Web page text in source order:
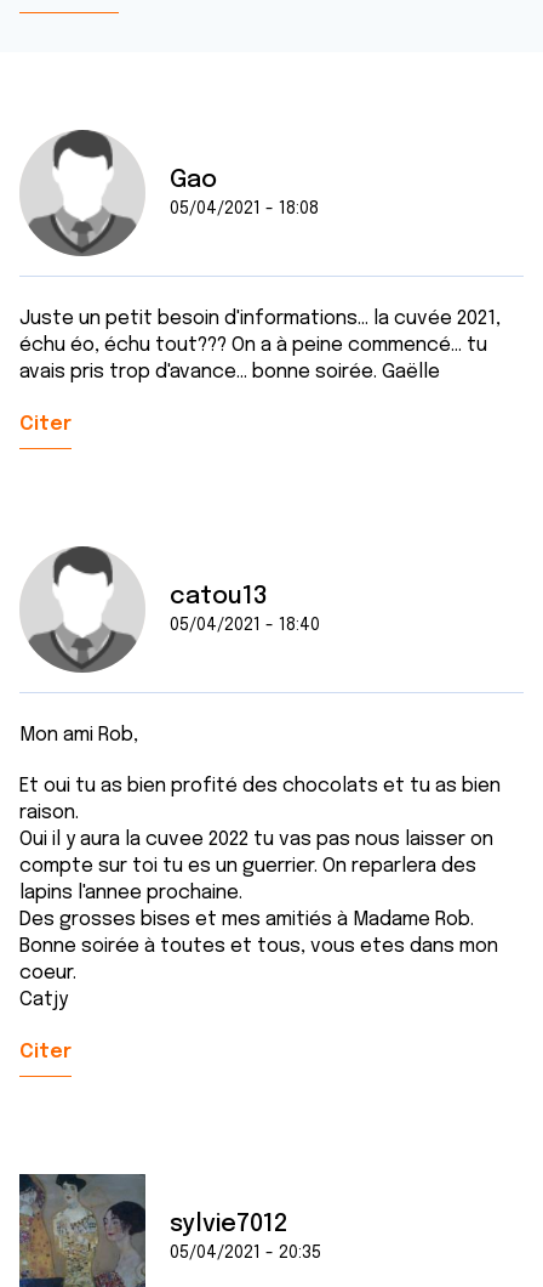
Gao
05/04/2021 - 18:08
Juste un petit besoin d'informations... la cuvée 2021,
échu éo, échu tout??? On a à peine commencé... tu
avais pris trop d'avance... bonne soirée. Gaëlle
Citer
catou13
05/04/2021 - 18:40
Mon ami Rob,
Et oui tu as bien profité des chocolats et tu as bien
raison.
Oui il y aura la cuvee 2022 tu vas pas nous laisser on
compte sur toi tu es un guerrier. On reparlera des
lapins l'annee prochaine.
Des grosses bises et mes amitiés à Madame Rob.
Bonne soirée à toutes et tous, vous etes dans mon
coeur.
Catjy
Citer
sylvie7012
05/04/2021 - 20:35